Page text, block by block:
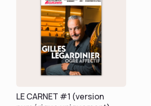
LE CARNET #1 (version